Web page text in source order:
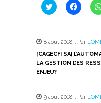
Cliquez
pour
une
nouvelle
fenêtre)
Cliquez
pour
une
fenêtre)
8 août 2018 , Par
[CAGECFI SA]
LA GESTION DES
ENJEU?
9 août 2018 , Par